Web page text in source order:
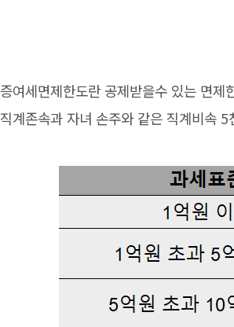
증여세면제한도란 공제받을수 있는 면
직계존속과 자녀 손주와 같은 직계비속